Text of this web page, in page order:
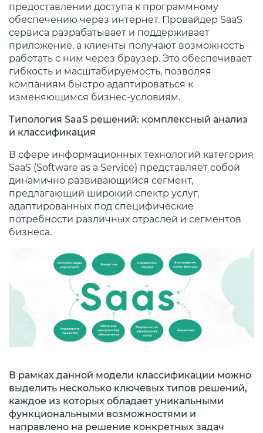
предоставлении доступа к программному
обеспечению через интернет. Провайдер SaaS
сервиса разрабатывает и поддерживает
приложение, а клиенты получают возможность
работать с ним через браузер. Это обеспечивает
гибкость и масштабируемость, позволяя
компаниям быстро адаптироваться к
изменяющимся бизнес-условиям.
Типология SaaS решений: комплексный анализ
и классификация
В сфере информационных технологий категория
SaaS (Software as a Service) представляет собой
динамично развивающийся сегмент,
предлагающий широкий спектр услуг,
адаптированных под специфические
потребности различных отраслей и сегментов
бизнеса.
В рамках данной модели классификации можно
выделить несколько ключевых типов решений,
каждое из которых обладает уникальными
функциональными возможностями и
направлено на решение конкретных задач